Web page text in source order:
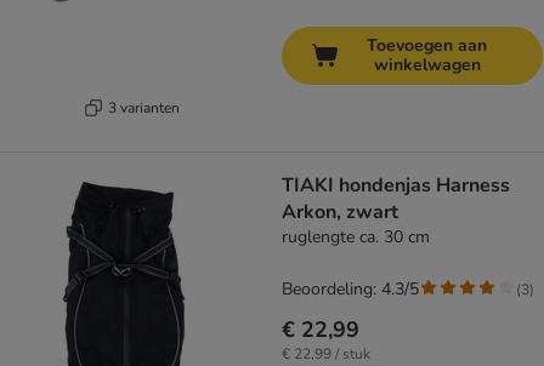
3 varianten
Toevoegen aan
winkelwagen
TIAKI hondenjas Harness
Arkon, zwart
ruglengte ca. 30 cm
€ 22,99
€ 22,99 / stuk
Beoordeling: 4.3/5 (3)